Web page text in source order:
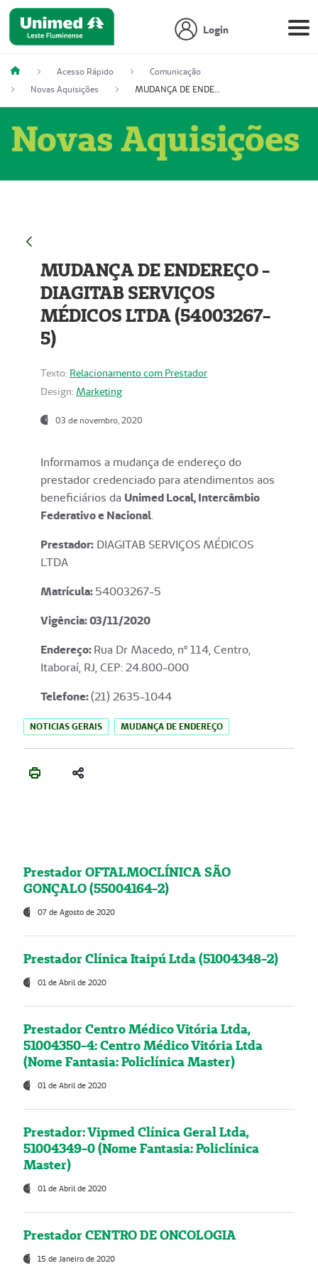
Login
Acesso Rápido
Comunicação
Novas Aquisições
MUDANÇA DE ENDEREÇO - DIAGITAB SERVIÇOS MÉDICOS LTDA (54003267-5)
Novas Aquisições
MUDANÇA DE ENDEREÇO -
DIAGITAB SERVIÇOS
MÉDICOS LTDA (54003267-
5)
Texto: Relacionamento com Prestador
Design: Marketing
03 de novembro, 2020
Informamos a mudança de endereço do
prestador credenciado para atendimentos aos
beneficiários da Unimed Local, Intercâmbio
Federativo e Nacional.
Prestador: DIAGITAB SERVIÇOS MÉDICOS
LTDA
Matrícula:54003267-5
Vigência: 03/11/2020
Endereço:Rua Dr Macedo, nº 114, Centro,
Itaboraí, RJ, CEP: 24.800-000
Telefone:(21) 2635-1044
NOTICIAS GERAIS MUDANÇA DE ENDEREÇO
Prestador OFTALMOCLÍNICA SÃO
GONÇALO (55004164-2)
07 de Agosto de 2020
Prestador Clínica Itaipú Ltda (51004348-2)
01 de Abril de 2020
Prestador Centro Médico Vitória Ltda,
51004350-4: Centro Médico Vitória Ltda
(Nome Fantasia: Policlínica Master)
01 de Abril de 2020
Prestador: Vipmed Clínica Geral Ltda,
51004349-0 (Nome Fantasia: Policlínica
Master)
01 de Abril de 2020
Prestador CENTRO DE ONCOLOGIA
15 de Janeiro de 2020